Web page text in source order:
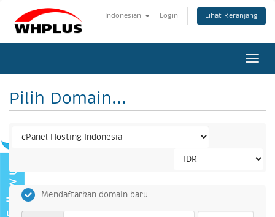
Indonesian Login Lihat Keranjang
Pilih Domain...
Mendaftarkan domain baru